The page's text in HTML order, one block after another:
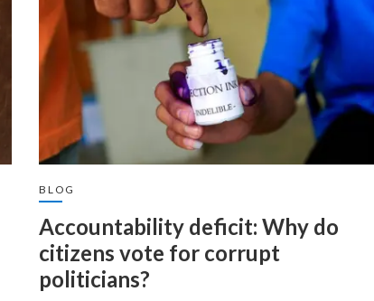
BLOG
Accountability deficit: Why do
citizens vote for corrupt
politicians?